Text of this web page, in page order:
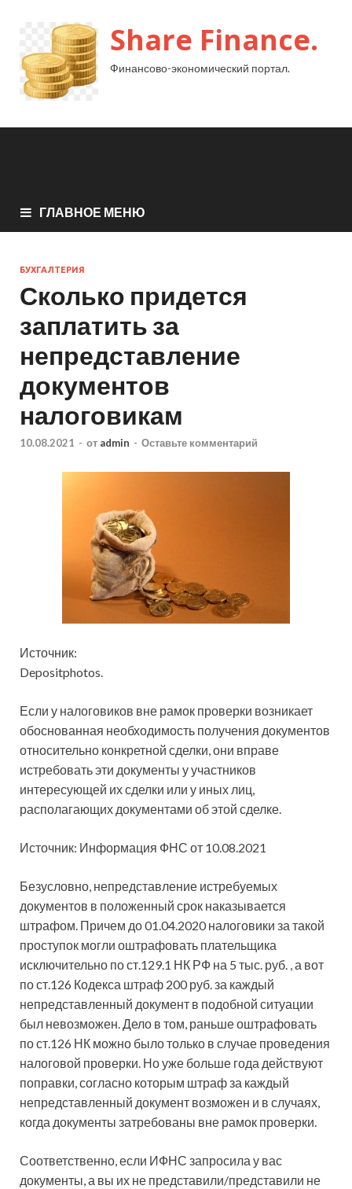
Share Finance.
Финансово-экономический портал.
ГЛАВНОЕ МЕНЮ
БУХГАЛТЕРИЯ
Сколько придется
заплатить за
непредставление
документов
налоговикам
10.08.2021 - от admin - Оставьте комментарий
Источник:
Depositphotos.
Если у налоговиков вне рамок проверки возникает
обоснованная необходимость получения документов
относительно конкретной сделки, они вправе
истребовать эти документы у участников
интересующей их сделки или у иных лиц,
располагающих документами обэтой сделке.
Источник: Информация ФНС от 10.08.2021
Безусловно, непредставление истребуемых
документов в положенный срок наказывается
штрафом. Причем до 01.04.2020 налоговики за такой
проступок могли оштрафовать плательщика
исключительно по ст.129.1 НК РФ на 5 тыс. руб. , а вот
по ст.126 Кодекса штраф 200 руб. за каждый
непредставленный документ в подобной ситуации
был невозможен. Дело в том, раньше оштрафовать
по ст.126 НК можно было только в случае проведения
налоговой проверки. Но уже больше года действуют
поправки, согласно которым штраф за каждый
непредставленный документ возможен и в случаях,
когда документы затребованы вне рамок проверки.
Соответственно, если ИФНС запросила у вас
документы, а вы их не представили/представили не